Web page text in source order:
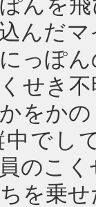
んだ
っぽ
せき
をか
でし
のこ
を乗